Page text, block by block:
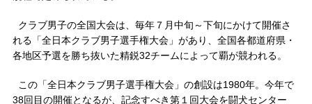
クラブ男子の全国大会は、毎年７月中旬～下旬にかけて開催さ
れる「全日本クラブ男子選手権大会」があり、全国各都道府県・
各地区予選を勝ち抜いた精鋭32チームによって覇が競われる。
この「全日本クラブ男子選手権大会」の創設は1980年。今年で
38回目の開催となるが、記念すべき第１回大会を闘犬センター